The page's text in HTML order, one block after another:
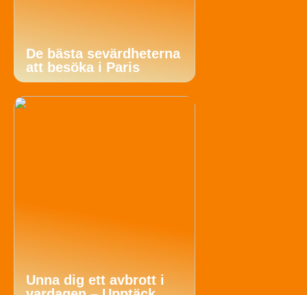
De bästa sevärdheterna
att besöka i Paris
Unna dig ett avbrott i